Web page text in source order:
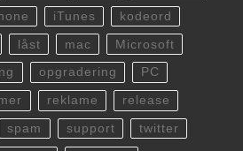
iTunes kodeord
låst mac Microsoft
opgradering PC
reklame release
spam support twitter